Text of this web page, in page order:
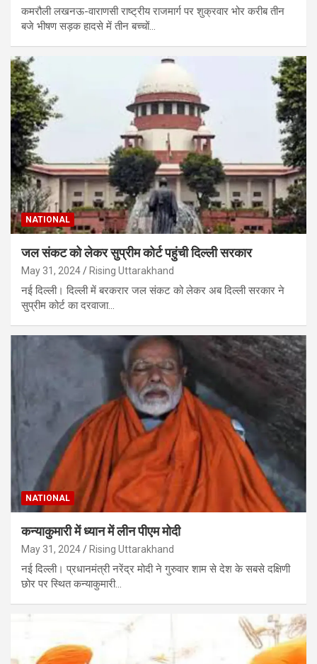
कमरौली लखनऊ-वाराणसी राष्ट्रीय राजमार्ग पर शुक्रवार भोर करीब तीन
बजे भीषण सड़क हादसे में तीन बच्‍चों…
NATIONAL
जल संकट को लेकर सुप्रीम कोर्ट पहुंची दिल्ली सरकार
May 31, 2024 Rising Uttarakhand
नई दिल्ली। दिल्ली में बरकरार जल संकट को लेकर अब दिल्ली सरकार ने
सुप्रीम कोर्ट का दरवाजा…
NATIONAL
कन्याकुमारी में ध्यान में लीन पीएम मोदी
May 31, 2024 Rising Uttarakhand
नई दिल्ली। प्रधानमंत्री नरेंद्र मोदी ने गुरुवार शाम से देश के सबसे दक्षिणी
छोर पर स्थित कन्याकुमारी…